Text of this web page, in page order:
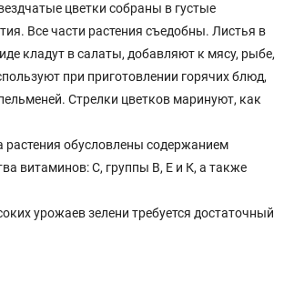
цветки собраны в густые
Все части растения съедобны. Листья в
кладут в салаты, добавляют к мясу, рыбе,
при приготовлении горячих блюд,
Стрелки цветков маринуют, как
растения обусловлены содержанием
витаминов: С, группы В, Е и К, а также
урожаев зелени требуется достаточный